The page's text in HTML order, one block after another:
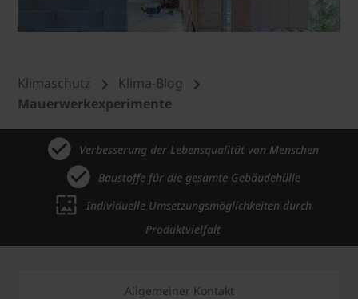
Klimaschutz
Klima-Blog
Mauerwerkexperimente
Verbesserung der Lebensqualität von Menschen
Baustoffe für die gesamte Gebäudehülle
Individuelle Umsetzungsmöglichkeiten durch
Produktvielfalt
Allgemeiner Kontakt